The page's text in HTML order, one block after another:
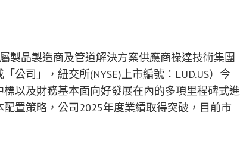
製品製造商及管道解決方案供應商祿達技術集團
公司」，紐交所(NYSE)上市編號：LUD.US）今
以及財務基本面向好發展在內的多項里程碑式進
置策略，公司2025年度業績取得突破，目前市